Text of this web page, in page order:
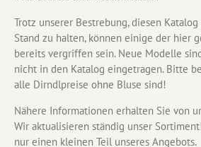
Trotz unserer Bestrebung, diesen
Stand zu halten, können einige der hier
bereits vergriffen sein. Neue Modelle
nicht in den Katalog eingetragen. Bitte
alle Dirndlpreise ohne Bluse sind!
Nähere Informationen erhalten Sie von
Wir aktualisieren ständig unser
nur einen kleinen Teil unseres Angebots.